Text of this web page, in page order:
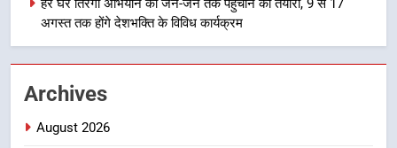
मुख्यमंत्री चौम्पियनशिप ट्रॉफी का मंच,
प्रतिभा का प्रदर्शन
उत्तराखण्ड
1
अगस्त तक होंगे देशभक्ति के विविध कार्यक्रम
Archives
August 2026